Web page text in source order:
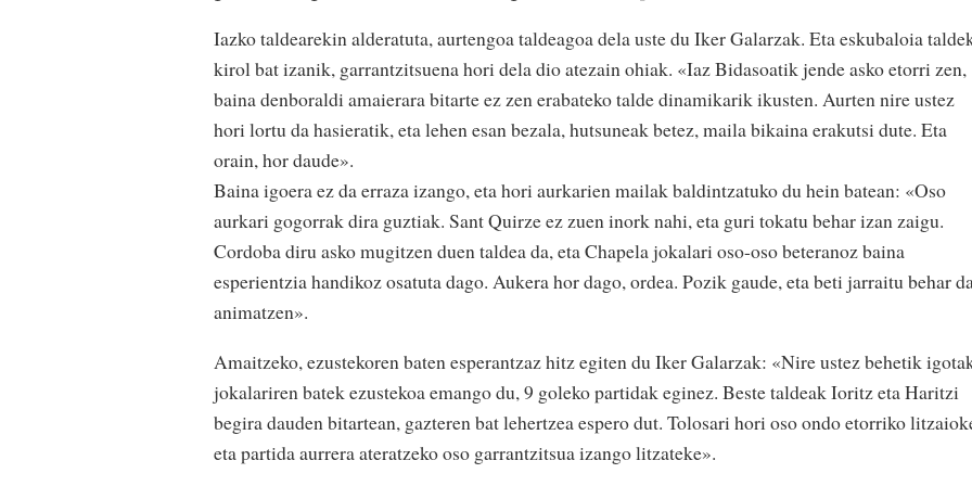
Iazko taldearekin alderatuta, aurtengoa taldeagoa dela uste du Iker Galarzak. Eta eskubaloia
kirol bat izanik, garrantzitsuena hori dela dio atezain ohiak. «Iaz Bidasoatik jende asko etorri zen,
baina denboraldi amaierara bitarte ez zen erabateko talde dinamikarik ikusten. Aurten nire ustez
hori lortu da hasieratik, eta lehen esan bezala, hutsuneak betez, maila bikaina erakutsi dute. Eta
orain, hor daude».
Baina igoera ez da erraza izango, eta hori aurkarien mailak baldintzatuko du hein batean: «Oso
aurkari gogorrak dira guztiak. Sant Quirze ez zuen inork nahi, eta guri tokatu behar izan zaigu.
Cordoba diru asko mugitzen duen taldea da, eta Chapela jokalari oso-oso beteranoz baina
esperientzia handikoz osatuta dago. Aukera hor dago, ordea. Pozik gaude, eta beti jarraitu behar
animatzen».
Amaitzeko, ezustekoren baten esperantzaz hitz egiten du Iker Galarzak: «Nire ustez behetik
jokalariren batek ezustekoa emango du, 9 goleko partidak eginez. Beste taldeak Ioritz eta Haritzi
begira dauden bitartean, gazteren bat lehertzea espero dut. Tolosari hori oso ondo etorriko
eta partida aurrera ateratzeko oso garrantzitsua izango litzateke».